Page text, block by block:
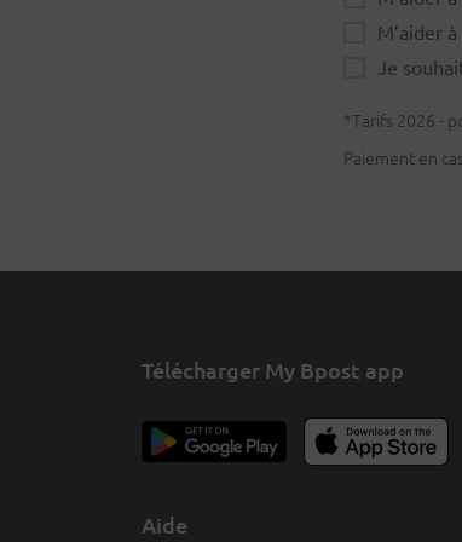
M’aider
Je
*Tarifs 2026 -
Paiement en
Télécharger My Bpost app
Aide